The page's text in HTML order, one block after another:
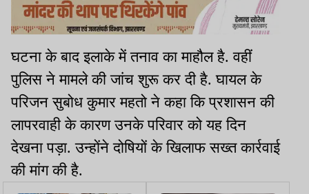
घटना के बाद इलाके में तनाव का माहौल है. वहीं
पुलिस ने मामले की जांच शुरू कर दी है. घायल के
परिजन सुबोध कुमार महतो ने कहा कि प्रशासन की
लापरवाही के कारण उनके परिवार को यह दिन
देखना पड़ा. उन्होंने दोषियों के खिलाफ सख्त कार्रवाई
की मांग की है.